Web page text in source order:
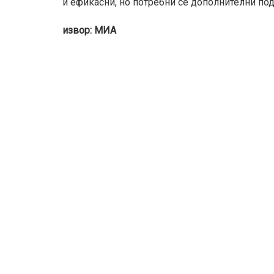
и ефикасни, но потребни се дополнителни
извор: МИА